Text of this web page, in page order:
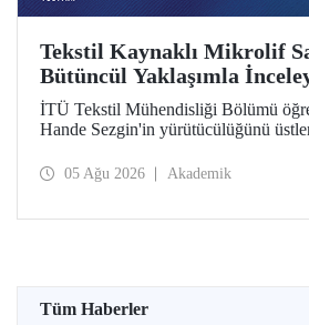
Tekstil Kaynaklı Mikrolif
Bütüncül Yaklaşımla
Azaltım Stratejileri
TÜBİTAK Desteği
İTÜ Tekstil Mühendisliği Bölümü
Hande Sezgin'in yürütücülüğünü
Koşullarına Bağlı Mikrolif Salımı:
05 Ağu 2026 Akademik
Tüm Haberler